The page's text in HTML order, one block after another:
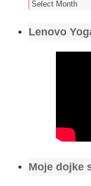
Arhiva
Lenovo
Moje dojke